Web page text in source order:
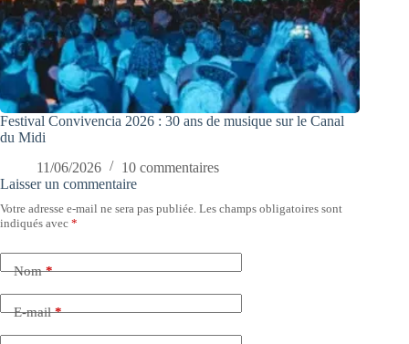
Festival Convivencia 2026 : 30 ans de musique sur le Canal
du Midi
11/06/2026
10 commentaires
Laisser un commentaire
Votre adresse e-mail ne sera pas publiée. Les champs obligatoires sont
indiqués avec *
Nom*
E-mail*